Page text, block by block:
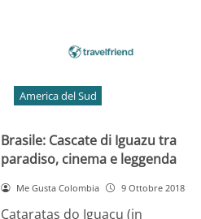
America del Sud
Brasile: Cascate di Iguazu tra
paradiso, cinema e leggenda
Me Gusta Colombia 9 Ottobre 2018
Cataratas do Iguaçu (in